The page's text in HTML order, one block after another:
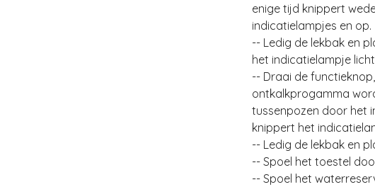
enige tijd knippert
indicatielampjes en op.
-- Ledig de lekbak en
het indicatielampje
-- Draai de
ontkalkprogamma
tussenpozen door het
knippert het
-- Ledig de lekbak en
-- Spoel het toestel
-- Spoel het